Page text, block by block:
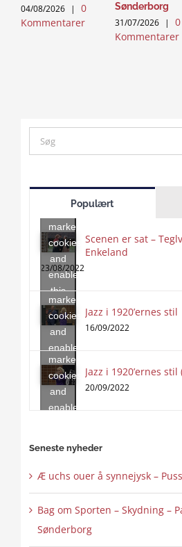
04/08/2026 |
0
Kommentarer
Sønderborg
31/07/2026 |
0
Kommentarer
Search
for:
Populært
accept
marketing
cookies
and
enable
this
content
Scenen er sat –
Enkeland
23/08/2022
Click
to
marketing
cookies
and
enable
this
content
Jazz i 1920’ernes stil
16/09/2022
Click
to
accept
marketing
cookies
and
enable
Jazz i 1920’ernes stil
20/09/2022
Seneste nyheder
Æ uchs ouer å synnejysk –
Bag om Sporten – Skydning –
Sønderborg